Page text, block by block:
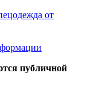
от
публичной